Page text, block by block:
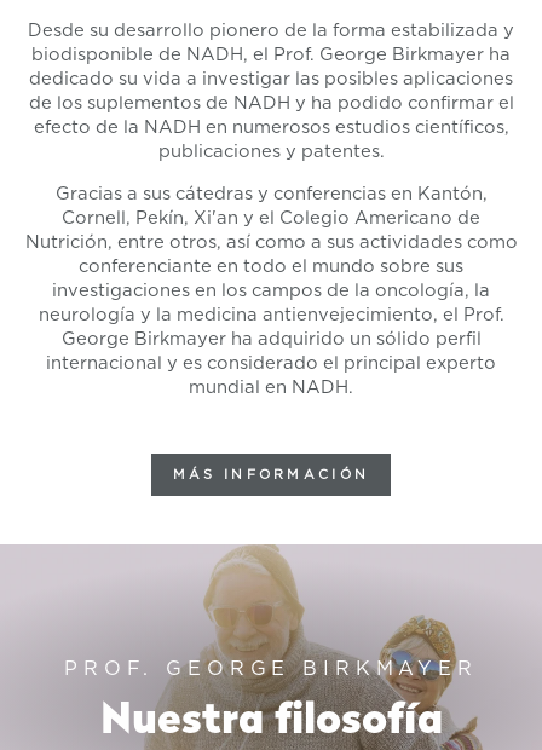
Desde su desarrollo pionero de la forma estabilizada y
biodisponible de NADH, el Prof. George Birkmayer ha
dedicado su vida a investigar las posibles aplicaciones
de los suplementos de NADH y ha podido confirmar el
efecto de la NADH en numerosos estudios científicos,
publicaciones y patentes.
Gracias a sus cátedras y conferencias en Kantón,
Cornell, Pekín, Xi'an y el Colegio Americano de
Nutrición, entre otros, así como a sus actividades como
conferenciante en todo el mundo sobre sus
investigaciones en los campos de la oncología, la
neurología y la medicina antienvejecimiento, el Prof.
George Birkmayer ha adquirido un sólido perfil
internacional y es considerado el principal experto
mundial en NADH.
MÁS INFORMACIÓN
PROF. GEORGE BIRKMAYER
Nuestra filosofía